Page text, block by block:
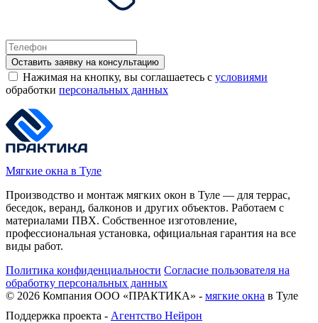
Оставить заявку на консультацию
Нажимая на кнопку, вы соглашаетесь с условиями
обработки персональных данных
Мягкие окна в Туле
Производство и монтаж мягких окон в Туле — для террас,
беседок, веранд, балконов и других объектов. Работаем с
материалами ПВХ. Собственное изготовление,
профессиональная установка, официальная гарантия на все
виды работ.
Политика конфиденциальности Согласие пользователя на
обработку персональных данных
© 2026 Компания ООО «ПРАКТИКА» - мягкие окна в Туле
Поддержка проекта - Агентство Нейрон